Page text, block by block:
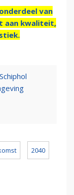
van
aan kwaliteit,
2040